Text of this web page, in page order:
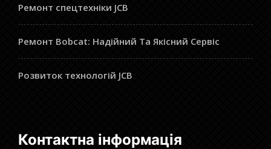
Ремонт спецтехніки JCB
Ремонт Bobcat: Надійний Та Якісний Сервіс
Розвиток технологій JCB
Контактна інформація